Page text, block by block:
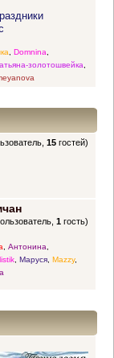
Domnina
золотошвейка
15 гостей)
1 гость)
, Антонина,
listik, Маруся, Mazzy,